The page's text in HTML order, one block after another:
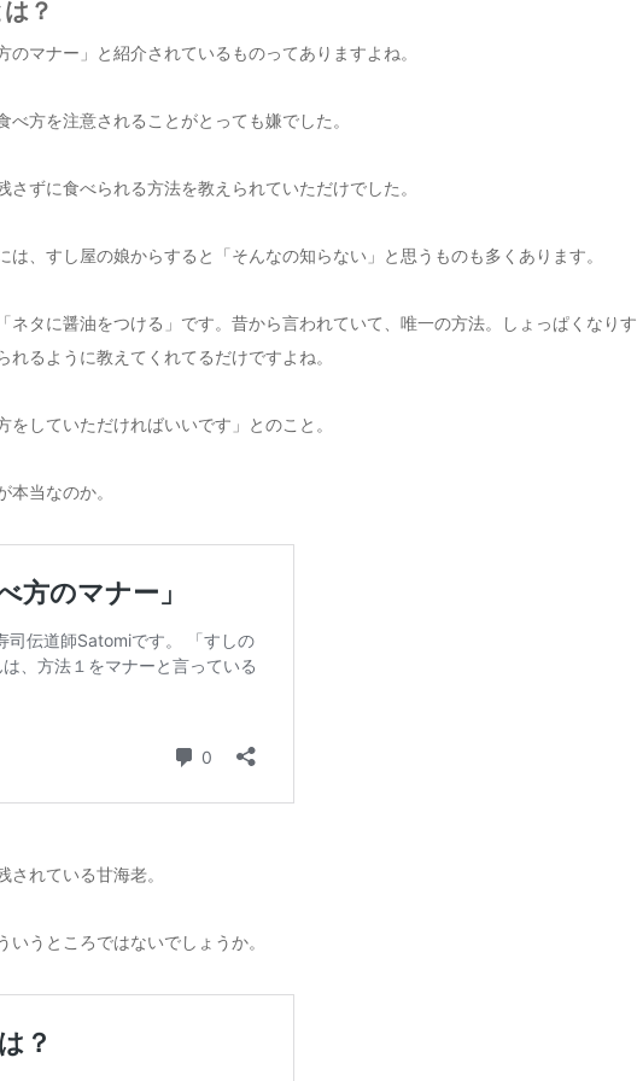
？
マナー」と紹介されているものってありますよね。
方を注意されることがとっても嫌でした。
ずに食べられる方法を教えられていただけでした。
は、すし屋の娘からすると「そんなの知らない」と思うものも多くあります。
ネタに醤油をつける」です。昔から言われていて、唯一の方法。しょっぱくなりす
るように教えてくれてるだけですよね。
していただければいいです」とのこと。
本当なのか。
されている甘海老。
うところではないでしょうか。